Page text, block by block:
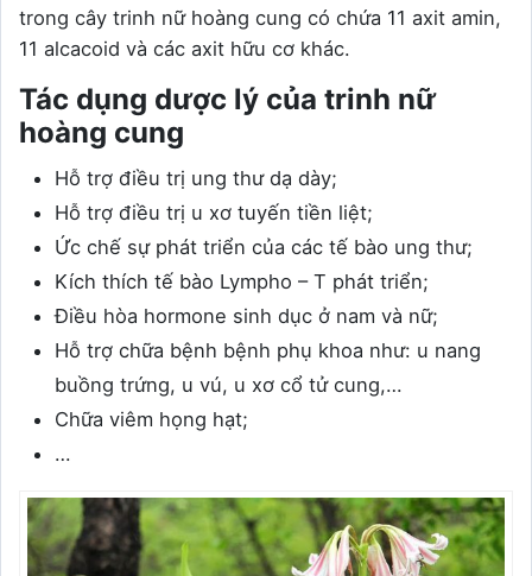
trong cây trinh nữ hoàng cung có chứa 11 axit amin,
11 alcacoid và các axit hữu cơ khác.
Tác dụng dược lý của trinh nữ
hoàng cung
Hỗ trợ điều trị ung thư dạ dày;
Hỗ trợ điều trị u xơ tuyến tiền liệt;
Ức chế sự phát triển của các tế bào ung thư;
Kích thích tế bào Lympho – T phát triển;
Điều hòa hormone sinh dục ở nam và nữ;
Hỗ trợ chữa bệnh bệnh phụ khoa như: u nang
buồng trứng, u vú, u xơ cổ tử cung,…
Chữa viêm họng hạt;
…